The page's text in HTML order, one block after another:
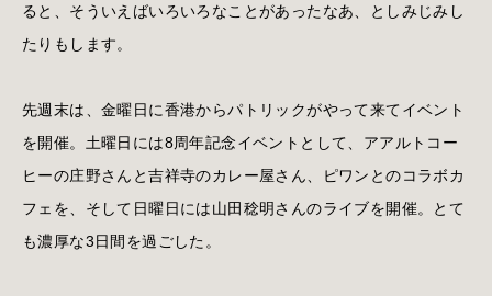
ると、そういえばいろいろなことがあったなあ、としみじみし
たりもします。
先週末は、金曜日に香港からパトリックがやって来てイベント
を開催。土曜日には8周年記念イベントとして、アアルトコー
ヒーの庄野さんと吉祥寺のカレー屋さん、ピワンとのコラボカ
フェを、そして日曜日には山田稔明さんのライブを開催。とて
も濃厚な3日間を過ごした。